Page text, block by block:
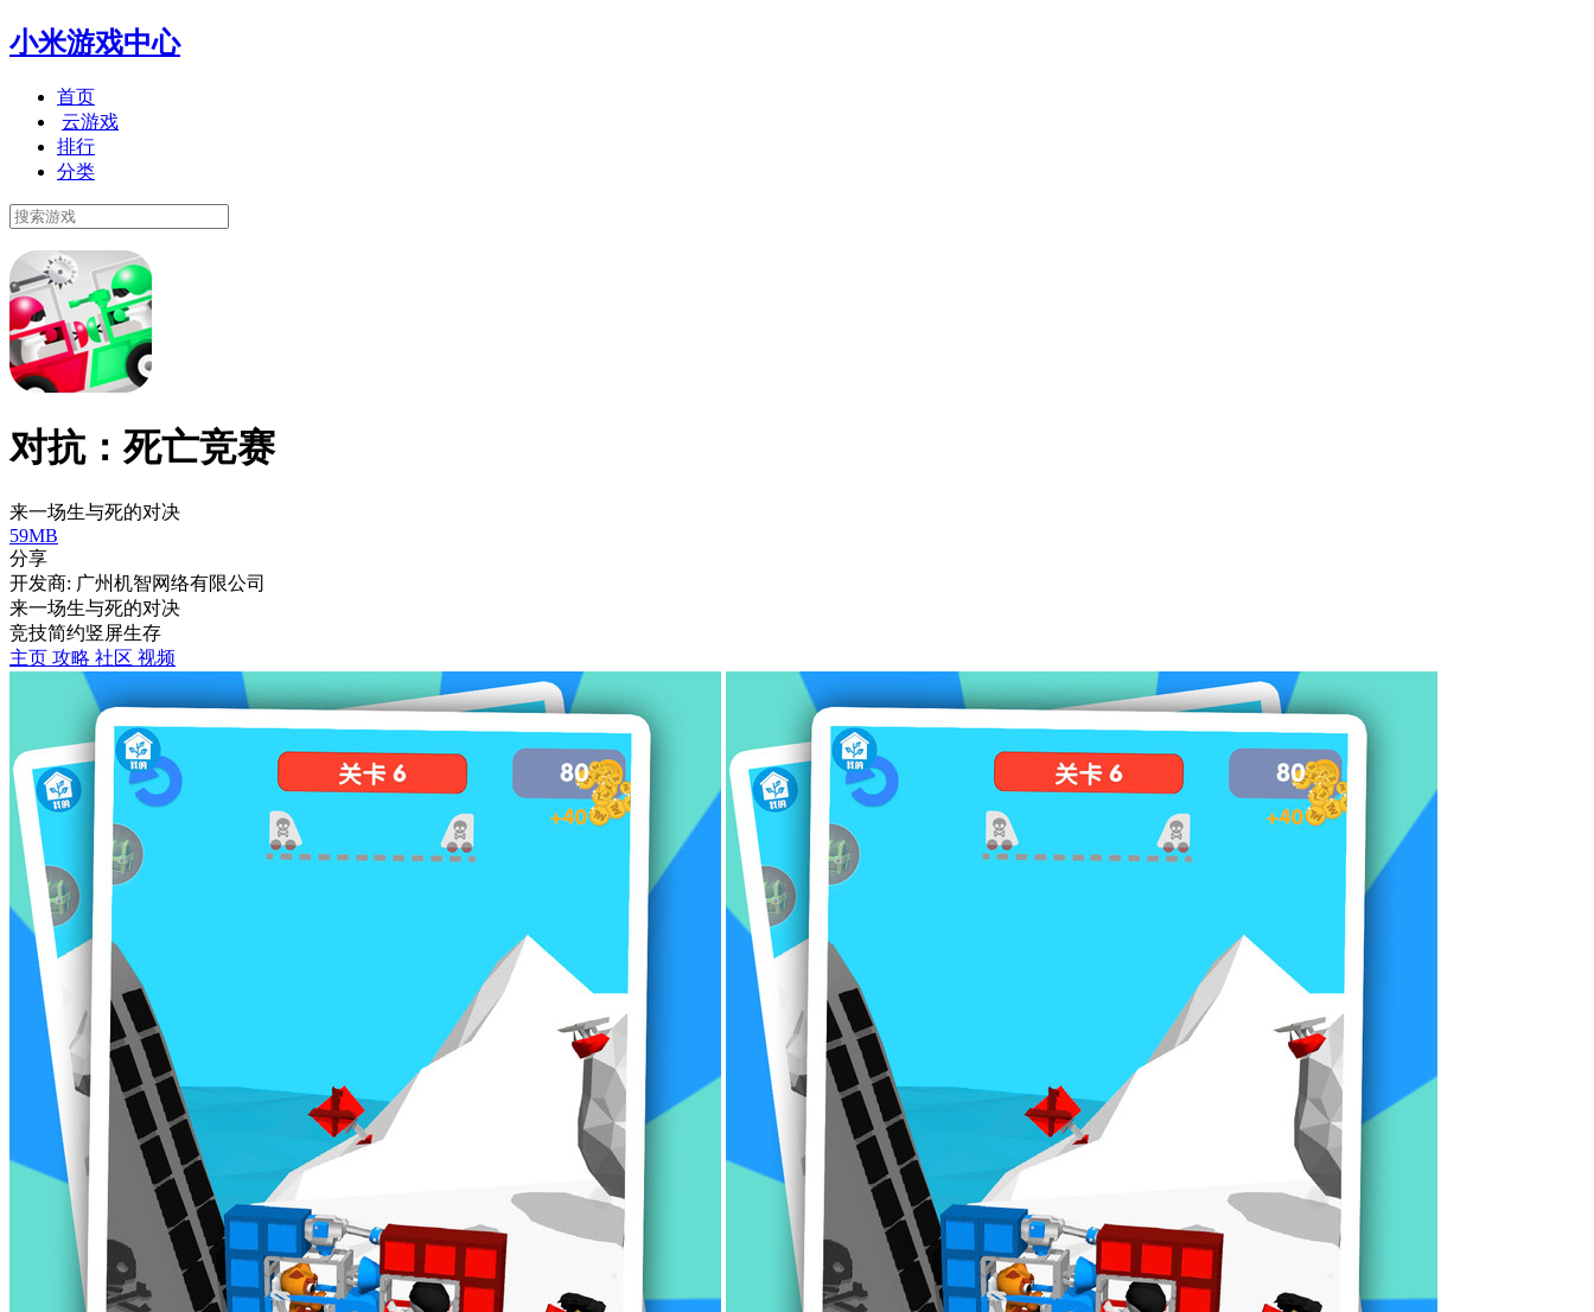
小米游戏中心
首页
云游戏
排行
分类
对抗：死亡竞赛
来一场生与死的对决
59MB
分享
开发商: 广州机智网络有限公司
来一场生与死的对决
竞技简约竖屏生存
主页 攻略 社区 视频